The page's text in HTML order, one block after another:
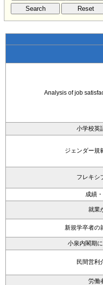
Analysis of job
小学校英
ジェンダー規
フレキシ
成績
就業
新規学卒者の
小泉内閣期
民間営利
労働